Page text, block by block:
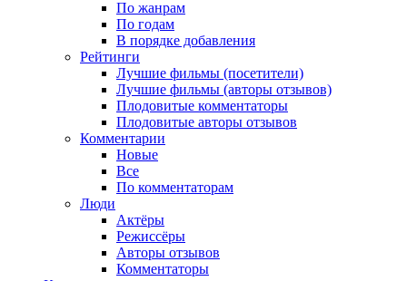
По жанрам
По годам
В порядке добавления
Рейтинги
Лучшие фильмы (посетители)
Лучшие фильмы (авторы отзывов)
Плодовитые комментаторы
Плодовитые авторы отзывов
Комментарии
Новые
Все
По комментаторам
Люди
Актёры
Режиссёры
Авторы отзывов
Комментаторы